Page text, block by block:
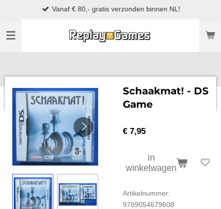
naar
Vanaf € 80,- gratis verzonden binnen NL!
Schaakmat! - DS
Game
€ 7,95
In
winkelwagen
Artikelnummer:
9789054679608